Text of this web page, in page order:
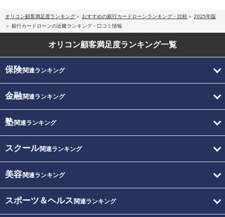
オリコン顧客満足度ランキング おすすめの銀行カードローンランキング・比較
2025年版
銀行カードローンの近畿ランキング・口コミ情報
オリコン顧客満足度ランキング一覧
保険関連ランキング
金融関連ランキング
塾関連ランキング
スクール関連ランキング
美容関連ランキング
スポーツ＆ヘルス 関連ランキング